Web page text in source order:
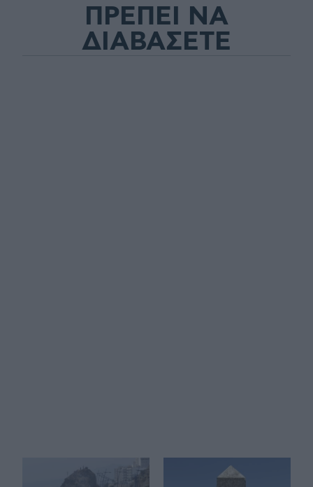
ΠΡΕΠΕΙ ΝΑ
ΔΙΑΒΑΣΕΤΕ